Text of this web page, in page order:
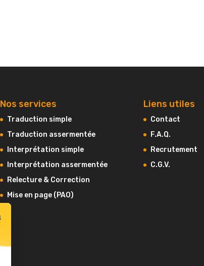
Nos services
Traduction simple
Traduction assermentée
Interprétation simple
Interprétation assermentée
Relecture & Correction
Mise en page (PAO)
Liens utiles
Contact
F.A.Q.
Recrutement
C.G.V.